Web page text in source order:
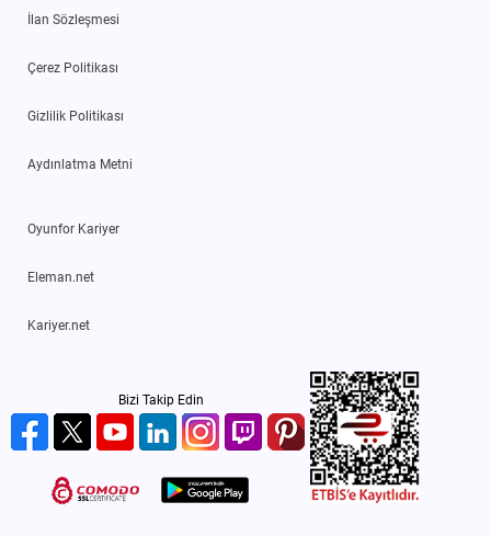
İlan Sözleşmesi
Çerez Politikası
Gizlilik Politikası
Aydınlatma Metni
Oyunfor Kariyer
Eleman.net
Kariyer.net
Bizi Takip Edin